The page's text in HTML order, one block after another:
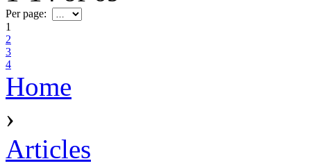
Per page:
1
2
3
4
Home
›
Articles